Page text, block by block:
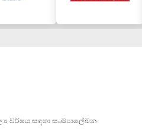
වර්ෂය සඳහා සංඛ්‍යාලේඛන